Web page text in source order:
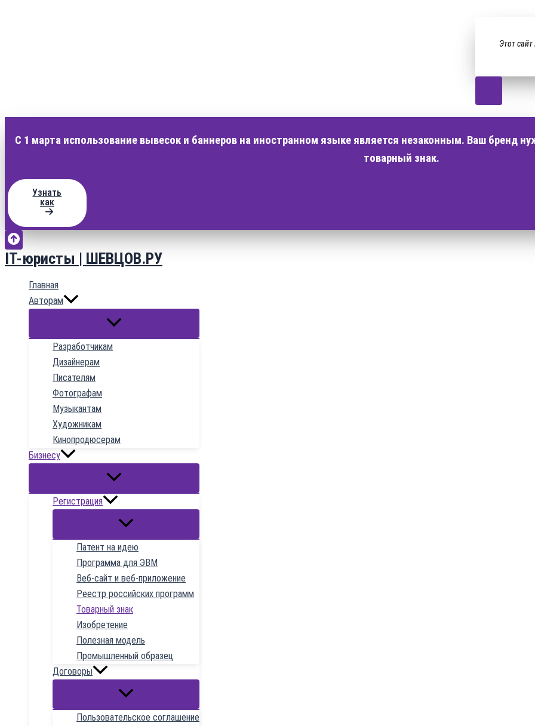
Этот
С 1 марта использование вывесок и баннеров на иностранном языке является незаконным. Ваш бренд
товарный знак.
Узнать
как
Перейти
содержимому
IT-юристы | ШЕВЦОВ.РУ
Главная
Авторам
Разработчикам
Дизайнерам
Писателям
Фотографам
Музыкантам
Художникам
Кинопродюсерам
Бизнесу
Регистрация
Патент на идею
Программа для ЭВМ
Веб-сайт и веб-приложение
Реестр российских программ
Товарный знак
Изобретение
Полезная модель
Промышленный образец
Договоры
Пользовательское соглашение